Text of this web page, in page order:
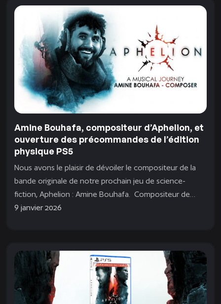
Amine Bouhafa, compositeur d’Aphelion, et
ouverture des précommandes de l’édition
physique PS5
Nous avons le plaisir de dévoiler le compositeur de la
bande originale de notre prochain jeu de science-
fiction, Aphelion : Amine Bouhafa. Compositeur de
cinéma multi-récompensé, il...
9 janvier 2026